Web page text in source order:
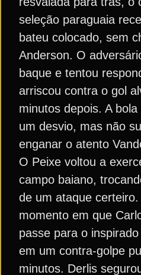
seleção paraguaia
bateu colocado, sem
Anderson. O
baque e tentou
arriscou contra o gol
minutos depois. A
um desvio, mas não
enganar o atento
O Peixe voltou a
campo baiano,
de um ataque
momento em que
passe para o
em um contra-golpe
minutos. Derlis